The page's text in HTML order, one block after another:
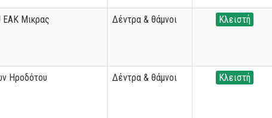
Μικρας Δέντρα & θάμνοι Κλειστή
Ηροδότου Δέντρα & θάμνοι Κλειστή